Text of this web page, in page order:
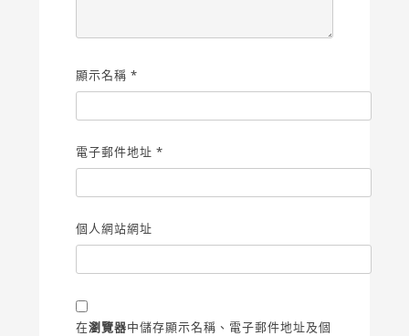
顯示名稱 *
電子郵件地址 *
個人網站網址
在瀏覽器中儲存顯示名稱、電子郵件地址及個